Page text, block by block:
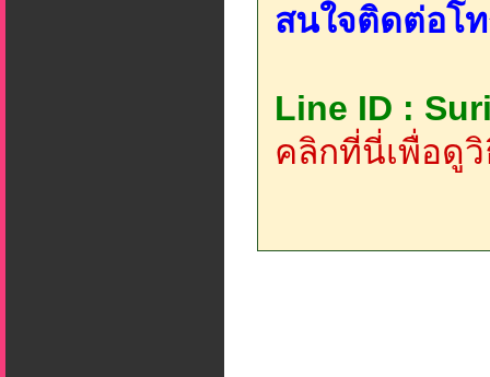
สนใจติดต่อโ
Line ID :
คลิกที่นี่เพื่อดูวิ